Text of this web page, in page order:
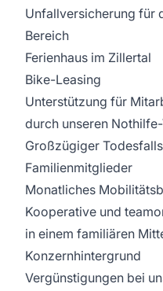
Unfallversicherung für
Bereich
Ferienhaus im Zillertal
Bike-Leasing
Unterstützung für
durch unseren
Großzügiger
Familienmitglieder
Monatliches
Kooperative und
in einem familiären
Konzernhintergrund
Vergünstigungen bei